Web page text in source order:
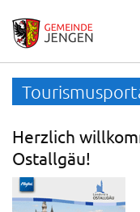
Herzlich
Ostallgäu!